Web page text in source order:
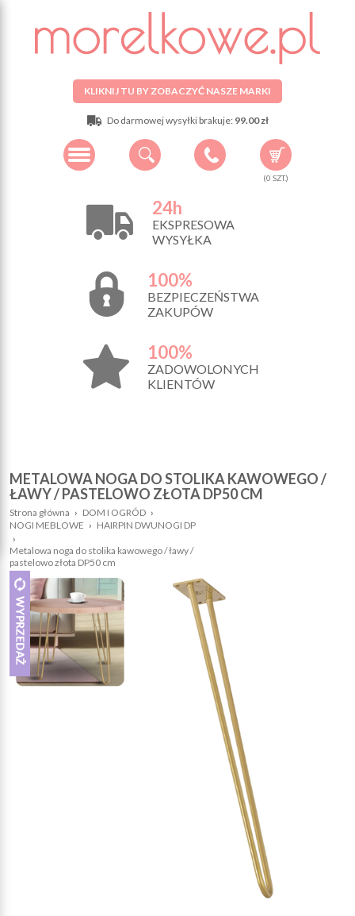
KLIKNIJ TU BY ZOBACZYĆ NASZE MARKI
Do darmowej wysyłki brakuje: 99.00 zł
(0 SZT.)
24h
EKSPRESOWA
WYSYŁKA
100%
BEZPIECZEŃSTWA
ZAKUPÓW
100%
ZADOWOLONYCH
KLIENTÓW
METALOWA NOGA DO STOLIKA KAWOWEGO /
ŁAWY / PASTELOWO ZŁOTA DP50 CM
Strona główna › DOM I OGRÓD ›
NOGI MEBLOWE › HAIRPIN DWUNOGI DP
›
Metalowa noga do stolika kawowego / ławy /
pastelowo złota DP50 cm